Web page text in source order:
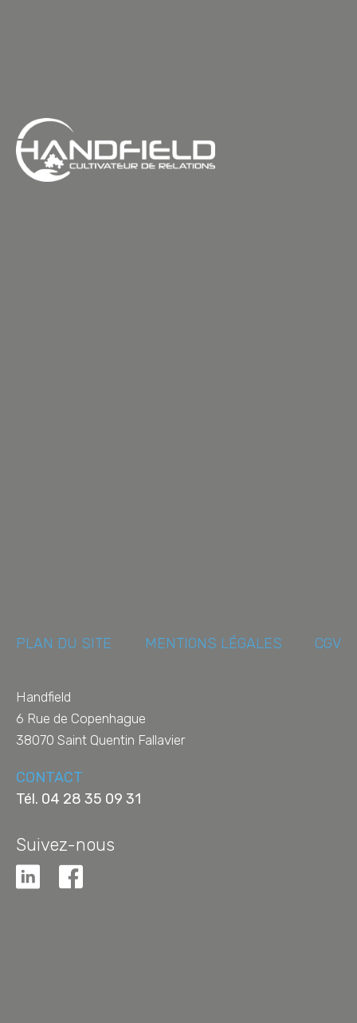
PLAN DU SITE MENTIONS LÉGALES CGV
Handfield
6 Rue de Copenhague
38070 Saint Quentin Fallavier
CONTACT
Tél. 04 28 35 09 31
Suivez-nous